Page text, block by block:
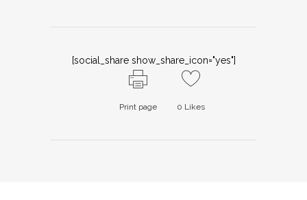
[social_share show_share_icon="yes"]
Print page 0 Likes